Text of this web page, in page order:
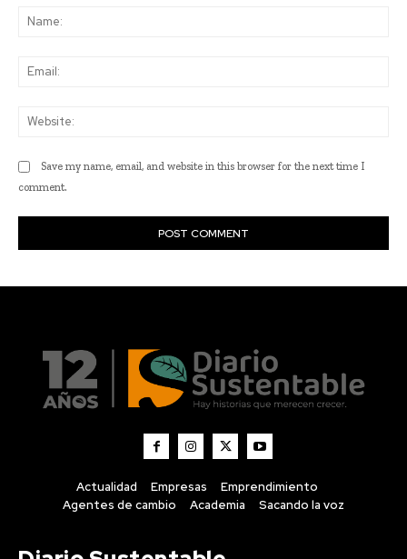
Actualidad Empresas
Emprendimiento
Agentes de cambio
Academia Sacando la voz